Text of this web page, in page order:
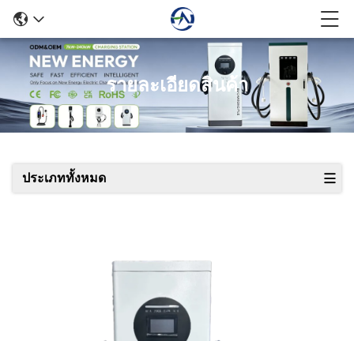
รายละเอียดสินค้า
ประเภททั้งหมด